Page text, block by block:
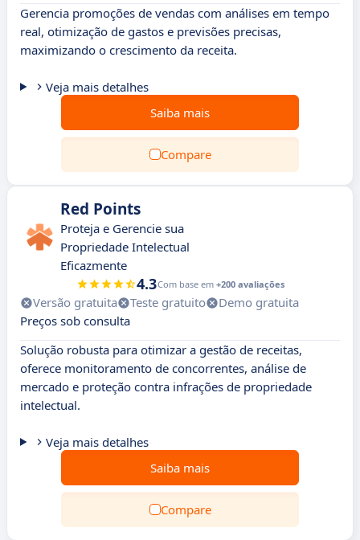
Gerencia promoções de vendas com análises em tempo
real, otimização de gastos e previsões precisas,
maximizando o crescimento da receita.
Veja mais detalhes
Saiba mais
Compare
Red Points
Proteja e Gerencie sua
Propriedade Intelectual
Eficazmente
4.3Com base em +200 avaliações
Versão gratuita Teste gratuito
Demo gratuita
Preços sob consulta
Solução robusta para otimizar a gestão de receitas,
oferece monitoramento de concorrentes, análise de
mercado e proteção contra infrações de propriedade
intelectual.
Veja mais detalhes
Saiba mais
Compare